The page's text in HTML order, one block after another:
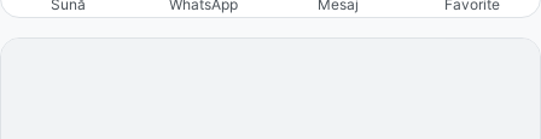
Sună WhatsApp Mesaj Favorite